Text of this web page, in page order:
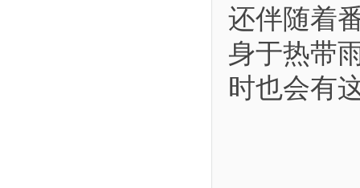
还伴随着
身于热带
时也会有